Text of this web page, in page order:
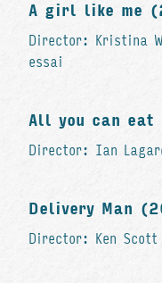
A girl like me
Director: Kristina
essai
All you can eat
Director: Ian
Delivery Man
Director: Ken